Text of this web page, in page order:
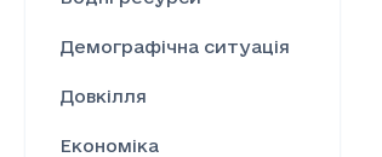
Демографічна ситуація
Довкілля
Економіка